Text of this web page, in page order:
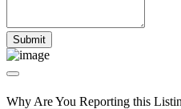
Why Are You Reporting this